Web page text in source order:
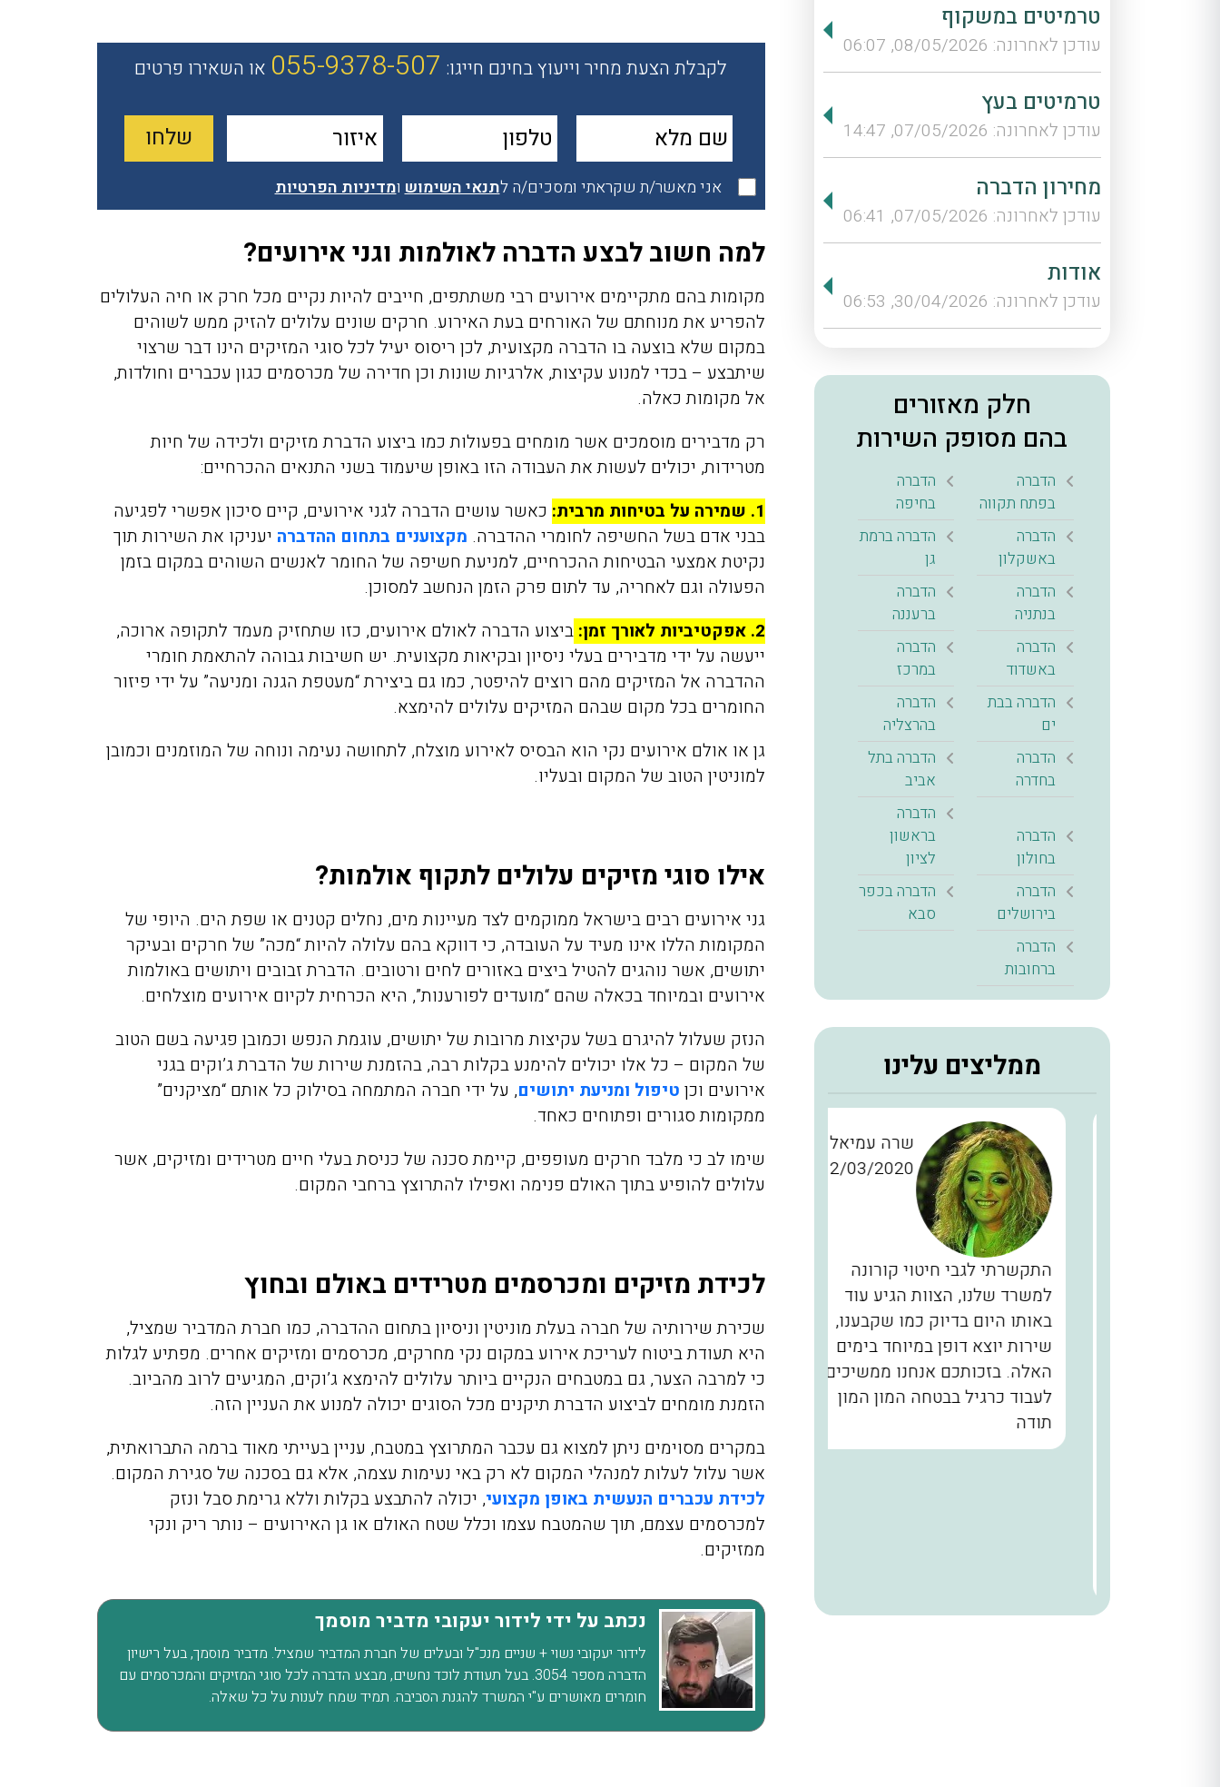
טרמיטים במשקוף
עודכן לאחרונה: 08/05/2026, 06:07
טרמיטים בעץ
עודכן לאחרונה: 07/05/2026, 14:47
מחירון הדברה
עודכן לאחרונה: 07/05/2026, 06:41
אודות
עודכן לאחרונה: 30/04/2026, 06:53
חלק מאזורים
בהם מסופק השירות
הדברה
בפתח תקווה
הדברה
בחיפה
הדברה
באשקלון
הדברה ברמת
גן
הדברה
בנתניה
הדברה
ברעננה
הדברה
באשדוד
הדברה
במרכז
הדברה בבת
ים
הדברה
בהרצליה
הדברה
בחדרה
הדברה בתל
אביב
הדברה
בחולון
הדברה
בראשון
לציון
הדברה
בירושלים
הדברה בכפר
סבא
הדברה
ברחובות
ממליצים עלינו
שרה עמיאל
12/03/2020
התקשרתי לגבי חיטוי קורונה
למשרד שלנו, הצוות הגיע עוד
באותו היום בדיוק כמו שקבענו,
שירות יוצא דופן במיוחד בימים
האלה. בזכותכם אנחנו ממשיכים
לעבוד כרגיל בבטחה המון המון
תודה
08/04/2020
הזמנתי אתכם לצורך הדברת
טרמיטים שהיו לנו בחדר שינה
בפרקט, הגיע בחור בשם דני ביצע
את העבודה בצורה מושלמת וגם
נתן לנו אחריות ככה שאנחנו
רגועים, חודשיים אחרי ואין זכר
הסופר מקצועי ועל ההסבר לפני
ואחרי ההדברהיש לציין שהמדביר
הגיע עם כפפות ומסכה כמו
שביקשתי
17/02/2019
התקשרתי אליכם בערב לגבי
הדברה של ג'וקים בדירה בפרדס
חנה, אחרי 50 דקות המדביר כבר
היה פה, פשוט תענוג של שירות
אין דברים כאלה. תודה
לא ידענו בהתחלה ממה
נעקצים בלילה זה היה
כולם כבר החליטו שיש לנו
חברים שלנו, הגיע המדביר
מטעמכם בדק וראה שיש
לעשות טיפול רק בחדר
הוגן, יושרה, אין לי ספק
לקבלת הצעת מחיר וייעוץ בחינם חייגו: 055-9378-507 או השאירו פרטים
אני מאשר/ת שקראתי ומסכים/ה לתנאי השימושומדיניות הפרטיות
למה חשוב לבצע הדברה לאולמות וגני אירועים?
מקומות בהם מתקיימים אירועים רבי משתתפים, חייבים להיות נקיים מכל חרק או חיה העלולים
להפריע את מנוחתם של האורחים בעת האירוע. חרקים שונים עלולים להזיק ממש לשוהים
במקום שלא בוצעה בו הדברה מקצועית, לכן ריסוס יעיל לכל סוגי המזיקים הינו דבר שרצוי
שיתבצע – בכדי למנוע עקיצות, אלרגיות שונות וכן חדירה של מכרסמים כגון עכברים וחולדות,
אל מקומות כאלה.
רק מדבירים מוסמכים אשר מומחים בפעולות כמו ביצוע הדברת מזיקים ולכידה של חיות
מטרידות, יכולים לעשות את העבודה הזו באופן שיעמוד בשני התנאים ההכרחיים:
1. שמירה על בטיחות מרבית: כאשר עושים הדברה לגני אירועים, קיים סיכון אפשרי לפגיעה
בבני אדם בשל החשיפה לחומרי ההדברה. מקצוענים בתחום ההדברה יעניקו את השירות תוך
נקיטת אמצעי הבטיחות ההכרחיים, למניעת חשיפה של החומר לאנשים השוהים במקום בזמן
הפעולה וגם לאחריה, עד לתום פרק הזמן הנחשב למסוכן.
2. אפקטיביות לאורך זמן:ביצוע הדברה לאולם אירועים, כזו שתחזיק מעמד לתקופה ארוכה,
ייעשה על ידי מדבירים בעלי ניסיון ובקיאות מקצועית. יש חשיבות גבוהה להתאמת חומרי
ההדברה אל המזיקים מהם רוצים להיפטר, כמו גם ביצירת “מעטפת הגנה ומניעה” על ידי פיזור
החומרים בכל מקום שבהם המזיקים עלולים להימצא.
גן או אולם אירועים נקי הוא הבסיס לאירוע מוצלח, לתחושה נעימה ונוחה של המוזמנים וכמובן
למוניטין הטוב של המקום ובעליו.
אילו סוגי מזיקים עלולים לתקוף אולמות?
גני אירועים רבים בישראל ממוקמים לצד מעיינות מים, נחלים קטנים או שפת הים. היופי של
המקומות הללו אינו מעיד על העובדה, כי דווקא בהם עלולה להיות “מכה” של חרקים ובעיקר
יתושים, אשר נוהגים להטיל ביצים באזורים לחים ורטובים. הדברת זבובים ויתושים באולמות
אירועים ובמיוחד בכאלה שהם “מועדים לפורענות”, היא הכרחית לקיום אירועים מוצלחים.
הנזק שעלול להיגרם בשל עקיצות מרובות של יתושים, עוגמת הנפש וכמובן פגיעה בשם הטוב
של המקום – כל אלו יכולים להימנע בקלות רבה, בהזמנת שירות של הדברת ג’וקים בגני
אירועים וכן טיפול ומניעת יתושים, על ידי חברה המתמחה בסילוק כל אותם “מציקנים”
ממקומות סגורים ופתוחים כאחד.
שימו לב כי מלבד חרקים מעופפים, קיימת סכנה של כניסת בעלי חיים מטרידים ומזיקים, אשר
עלולים להופיע בתוך האולם פנימה ואפילו להתרוצץ ברחבי המקום.
לכידת מזיקים ומכרסמים מטרידים באולם ובחוץ
שכירת שירותיה של חברה בעלת מוניטין וניסיון בתחום ההדברה, כמו חברת המדביר שמציל,
היא תעודת ביטוח לעריכת אירוע במקום נקי מחרקים, מכרסמים ומזיקים אחרים. מפתיע לגלות
כי למרבה הצער, גם במטבחים הנקיים ביותר עלולים להימצא ג’וקים, המגיעים לרוב מהביוב.
הזמנת מומחים לביצוע הדברת תיקנים מכל הסוגים יכולה למנוע את העניין הזה.
במקרים מסוימים ניתן למצוא גם עכבר המתרוצץ במטבח, עניין בעייתי מאוד ברמה התברואתית,
אשר עלול לעלות למנהלי המקום לא רק באי נעימות עצמה, אלא גם בסכנה של סגירת המקום.
לכידת עכברים הנעשית באופן מקצועי, יכולה להתבצע בקלות וללא גרימת סבל ונזק
למכרסמים עצמם, תוך שהמטבח עצמו וכלל שטח האולם או גן האירועים – נותר ריק ונקי
ממזיקים.
נכתב על ידי לידור יעקובי מדביר מוסמך
לידור יעקובי נשוי + שניים מנכ"ל ובעלים של חברת המדביר שמציל. מדביר מוסמך, בעל רישיון
הדברה מספר 3054. בעל תעודת לוכד נחשים, מבצע הדברה לכל סוגי המזיקים והמכרסמים עם
חומרים מאושרים ע"י המשרד להגנת הסביבה. תמיד שמח לענות על כל שאלה.